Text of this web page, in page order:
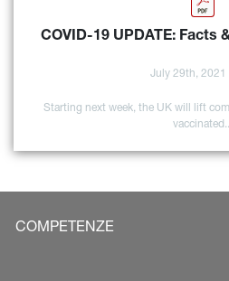
COVID-19 UPDATE: Facts
July 29th, 2021
Starting next week, the UK will lift
COMPETENZE